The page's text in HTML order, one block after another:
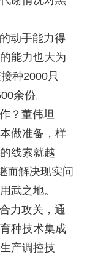
动手能力得
能力也大为
种2000只
余份。
？董伟坦
做准备，样
线索就越
而解决现实问
武之地。
力攻关，通
种技术集成
产调控技